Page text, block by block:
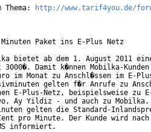
http://www.tarif4you.de/
Paket ins E-Plus Netz
bietet ab dem 1. August 2011
Damit k�nnen Mobilka-
im Monat zu Anschl�ssen im E-
gelten f�r Anrufe zu
E-Plus-Netz, beispielsweise zu
Ay Yildiz - und auch zu Mobilka.
gelten die Standard-
pro Minute. Der Kunde wird nach
informiert.